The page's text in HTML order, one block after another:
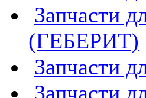
Запчасти
(ГЕБЕРИТ)
Запчасти
Запчасти